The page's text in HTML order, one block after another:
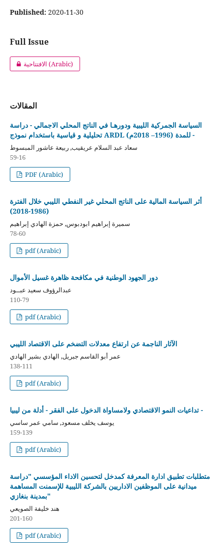
Published: 2020-11-30
Full Issue
الافتتاحية (Arabic)
المقالات
السياسة الجمركية الليبية ودورهـا في الناتج المحلي الاجمالي - دراسة
تحليلية و قياسية باستخدام نموذج ARDL للمدة (1996– 2018م) -
سعاد عبد السلام عريقيب, ربيعة عاشور المبسوط
59-16
PDF (Arabic)
أثر السياسة المالية على الناتج المحلي غير النفطي الليبي خلال الفترة
(1986-2018)
سميرة إبراهيم ابودبوس, حمزة الهادي إبراهيم
78-60
pdf (Arabic)
دور الجهود الوطنية في مكافحة ظاهرة غسيل الأموال
عبدالرؤوف سعيد عبــود
110-79
pdf (Arabic)
الآثار الناجمة عن ارتفاع معدلات التضخم على الاقتصاد الليبي
عمر أبو القاسم جبريل, الهادي بشير الهادي
138-111
pdf (Arabic)
تداعيات النمو الاقتصادي ولامساواة الدخول على الفقر - أدلة من ليبيا -
يوسف يخلف مسعود, سامي عمر ساسي
159-139
pdf (Arabic)
متطلبات تطبيق ادارة المعرفة كمدخل لتحسين الاداء المؤسسي "دراسة
ميدانية على الموظفين الاداريين بالشركة الليبية للإسمنت المساهمة
بمدينة بنغازي"
هند خليفة الصويعي
201-160
pdf (Arabic)